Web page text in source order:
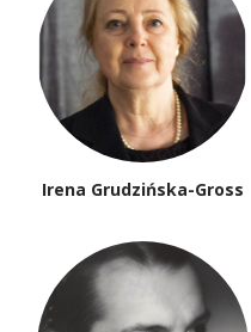
Irena Grudzińska-Gross